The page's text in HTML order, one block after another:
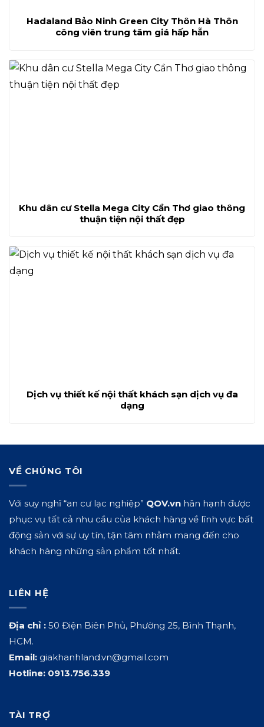
Hadaland Bảo Ninh Green City Thôn Hà Thôn
công viên trung tâm giá hấp hẫn
Khu dân cư Stella Mega City Cần Thơ giao thông
thuận tiện nội thất đẹp
Dịch vụ thiết kế nội thất khách sạn dịch vụ đa
dạng
VỀ CHÚNG TÔI
Với suy nghĩ “an cư lạc nghiệp” QOV.vn hân hạnh được
phục vụ tất cả nhu cầu của khách hàng về lĩnh vực bất
động sản với sự uy tín, tận tâm nhằm mang đến cho
khách hàng những sản phẩm tốt nhất.
LIÊN HỆ
Địa chỉ : 50 Điện Biên Phủ, Phường 25, Bình Thạnh,
HCM.
Email: giakhanhland.vn@gmail.com
Hotline: 0913.756.339
TÀI TRỢ